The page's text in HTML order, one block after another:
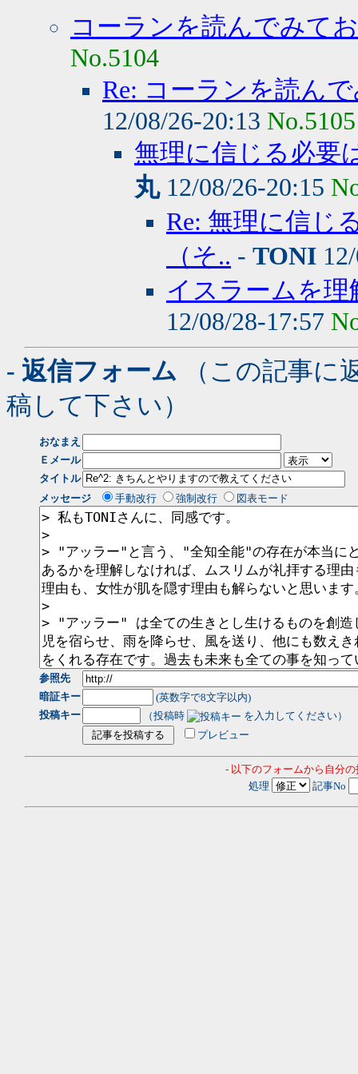
コーランを読んでみ
No.5104
Re: コーランを読ん
12/08/26-20:13 No.5105
無理に信じる必要
丸12/08/26-20:15
Re: 無理に信じ
（そ.. - TONI
イスラームを理
12/08/28-17:57
- 返信フォーム （この記事に
稿して下さい）
おなまえ
Ｅメール
タイトル
メッセージ
手動改行 強制改行 図表モード
参照先
暗証キー
(英数字で8文字以内)
投稿キー
（投稿時
を入力してください）
プレビュー
- 以下のフォームから自分
処理
記事No